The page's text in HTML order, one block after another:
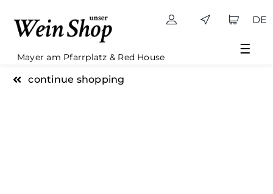
content
DE
Mayer am Pfarrplatz & Red House
continue shopping